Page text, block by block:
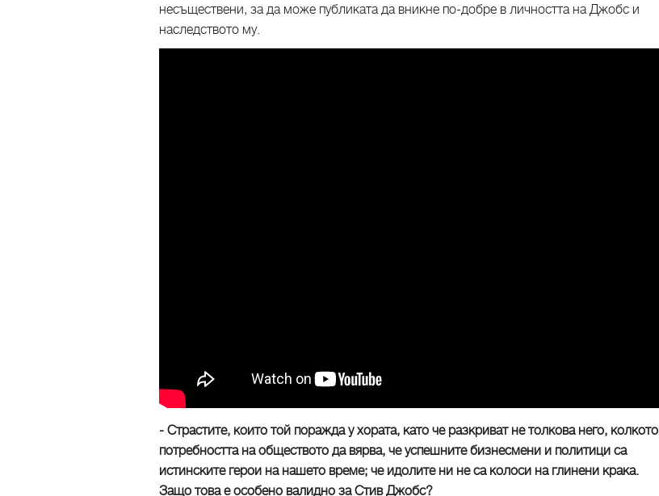
несъществени, за да може публиката да вникне по-добре в личността на Джобс и
наследството му.
- Страстите, които той поражда у хората, като че разкриват не толкова него, колкото
потребността на обществото да вярва, че успешните бизнесмени и политици са
истинските герои на нашето време; че идолите ни не са колоси на глинени крака.
Защо това е особено валидно за Стив Джобс?